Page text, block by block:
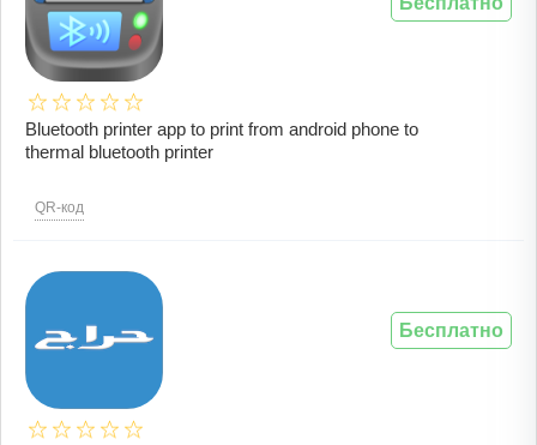
Bluetooth printer app to print from android phone to
thermal bluetooth printer
QR-код
Бесплатно